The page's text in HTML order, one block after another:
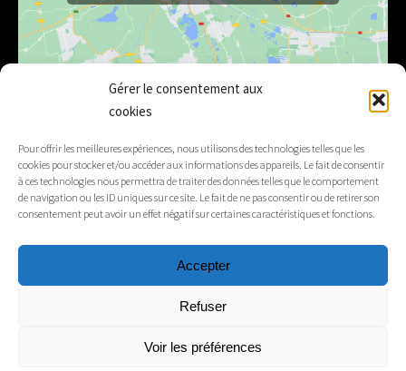
Gérer le consentement aux
cookies
Pour offrir les meilleures expériences, nous utilisons des technologies telles que les
cookies pour stocker et/ou accéder aux informations des appareils. Le fait de consentir
à ces technologies nous permettra de traiter des données telles que le comportement
de navigation ou les ID uniques sur ce site. Le fait de ne pas consentir ou de retirer son
consentement peut avoir un effet négatif sur certaines caractéristiques et fonctions.
Accepter
Refuser
Voir les préférences
Tél. 04 50 20 91 15
Mentions légales